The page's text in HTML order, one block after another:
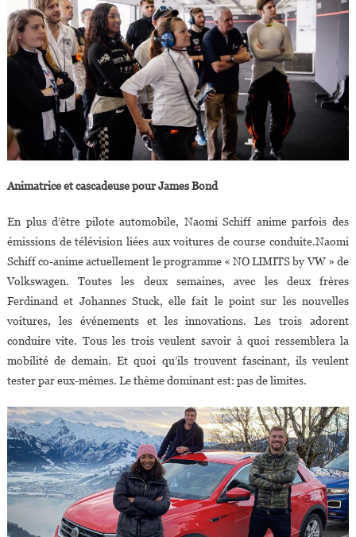
Animatrice et cascadeuse pour James Bond
En plus d’être pilote automobile, Naomi Schiff anime parfois des
émissions de télévision liées aux voitures de course conduite.Naomi
Schiff co-anime actuellement le programme « NO LIMITS by VW » de
Volkswagen. Toutes les deux semaines, avec les deux frères
Ferdinand et Johannes Stuck, elle fait le point sur les nouvelles
voitures, les événements et les innovations. Les trois adorent
conduire vite. Tous les trois veulent savoir à quoi ressemblera la
mobilité de demain. Et quoi qu’ils trouvent fascinant, ils veulent
tester par eux-mêmes. Le thème dominant est: pas de limites.